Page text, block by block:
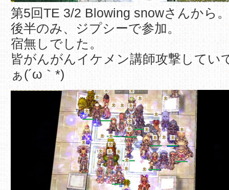
第5回TE 3/2 Blowing snowさんから
後半のみ、ジプシーで参加。
宿無しでした。
皆がんがんイケメン講師攻撃してい
ぁ(´ω｀*)